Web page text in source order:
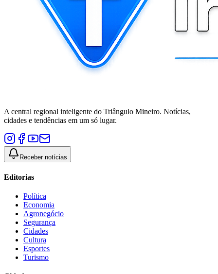
A central regional inteligente do Triângulo Mineiro. Notícias,
cidades e tendências em um só lugar.
Receber notícias
Editorias
Política
Economia
Agronegócio
Segurança
Cidades
Cultura
Esportes
Turismo